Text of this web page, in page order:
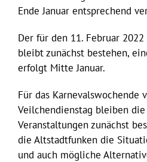
Ende Januar entsprechend
Der für den 11. Februar
bleibt zunächst bestehen,
erfolgt Mitte Januar.
Für das Karnevalswochende
Veilchendienstag bleiben
Veranstaltungen zunächst
die Altstadtfunken die
und auch mögliche